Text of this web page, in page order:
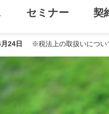
セミナー 契
24日 ※税法上の取扱いについ